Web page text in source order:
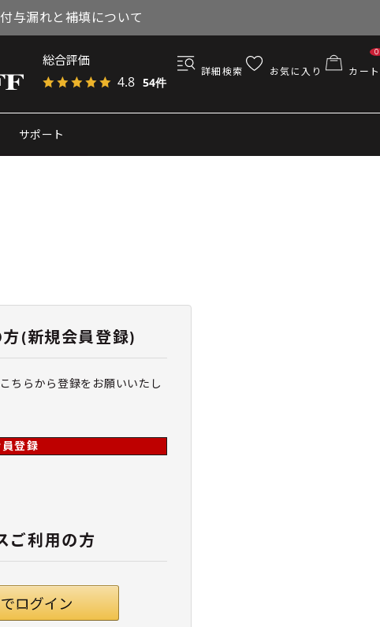
与漏れと補填について
総合評価
4.8 54件
詳細検索 お気に入り カート
0
サポート
(新規会員登録)
ちらから登録をお願いいたし
登録
ご利用の方